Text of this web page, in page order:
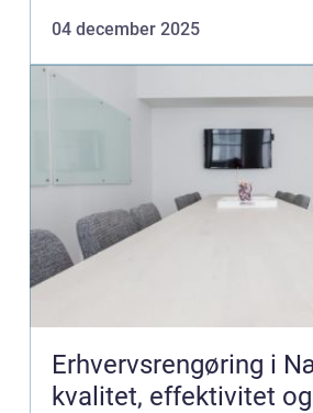
04 december 2025
Erhvervsrengøring i
kvalitet, effektivitet